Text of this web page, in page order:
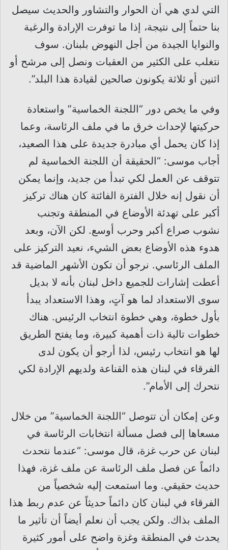
التي لدي هي أن الحوار والتشاور والحديث سيصل
بنا حتماً إلى نتيجة، إذا ما توفرت الإرادة والرغبة
والنوايا الجيدة من أجل النهوض بلبنان. سوف
نتغلب على الكثير من العقبات ونصل إلى مرشح أو
اثنين أو ثلاثة يكونون صالحين لقيادة هذا البلد”.
وفي ما يخص دور “اللجنة الخماسية” واستعادة
حركيتها لإحداث خرق ما في ملف الرئاسة، وعما
إذا كان يحمل أي مبادرة جديدة على هذا الصعيد،
أجاب موسى: “الحقيقة أن اللجنة الخماسية لم
تتوقف عن العمل لكي تبدأ من جديد، وإنما يمكن
أن نقول إنه خلال الفترة الفائتة كان هناك تركيز
أكبر على تهدئة الأوضاع في المنطقة وتجنب
نشوب صراع أكبر وحرب أوسع. لكن الآن، وبعد
هدوء هذه الأوضاع بعض الشيء، نعيد التركيز على
الملف الرئاسي. نرجو أن تكون الأشهر الماضية قد
أعطت إشارات للجميع داخل لبنان بأنه لا بديل
سوى الاستعداد لما هو آتٍ، وهذا الاستعداد يبدأ
بأول خطوة، وهي خطوة انتخاب الرئيس. هناك
خطوات تالية ذات أهمية كبيرة، وما يفتح الطريق
لها هو انتخاب رئيس، لذا أرجو أن يكون لدى
الفرقاء في لبنان هذه القناعة ولديهم الإرادة لكي
نتحرك إلى الأمام”.
وعن إمكان أن تتوصل “اللجنة الخماسية” من خلال
مسعاها إلى فصل مسألة انتخابات الرئاسة في
لبنان عن حرب غزة، قال موسى: “عندما نتحدث
دائماً عن فصل ملف الرئاسة عن ملف غزة، فهذا
حديث حقيقي. وما استمعت إليه شخصياً من
الفرقاء في لبنان كان دائماً حديثاً عن عدم ربط هذا
الملف بذاك. ولكن يجب أن نعلم أيضاً أن تأثير ما
يحدث في المنطقة وغزة واضح على أمور كثيرة